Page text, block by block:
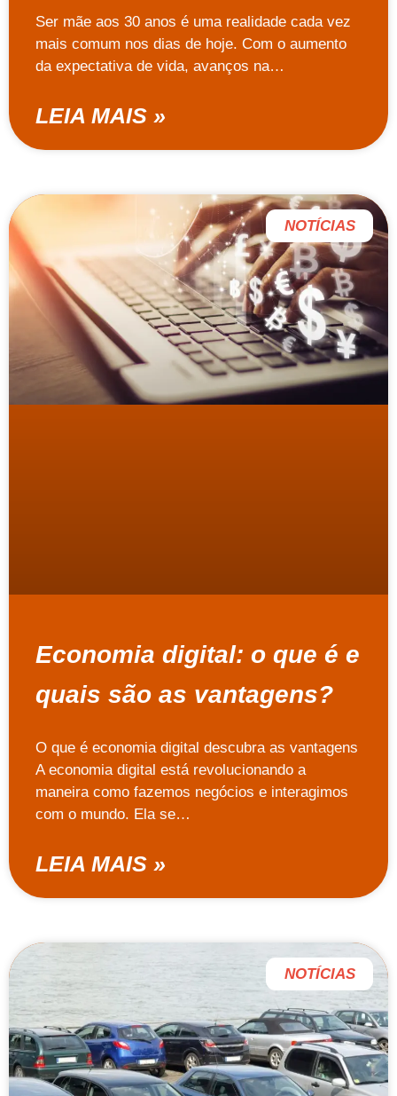
Ser mãe aos 30 anos é uma realidade cada vez
mais comum nos dias de hoje. Com o aumento
da expectativa de vida, avanços na…
LEIA MAIS »
NOTÍCIAS
Economia digital: o que é e
quais são as vantagens?
O que é economia digital descubra as vantagens
A economia digital está revolucionando a
maneira como fazemos negócios e interagimos
com o mundo. Ela se…
LEIA MAIS »
NOTÍCIAS